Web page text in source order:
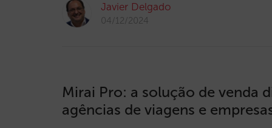
Javier Delgado
04/12/2024
Mirai Pro: a solução de venda
agências de viagens e